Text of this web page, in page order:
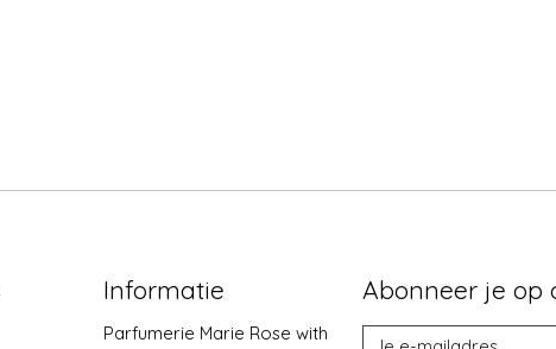
Informatie
Parfumerie Marie Rose with
Abonneer je op